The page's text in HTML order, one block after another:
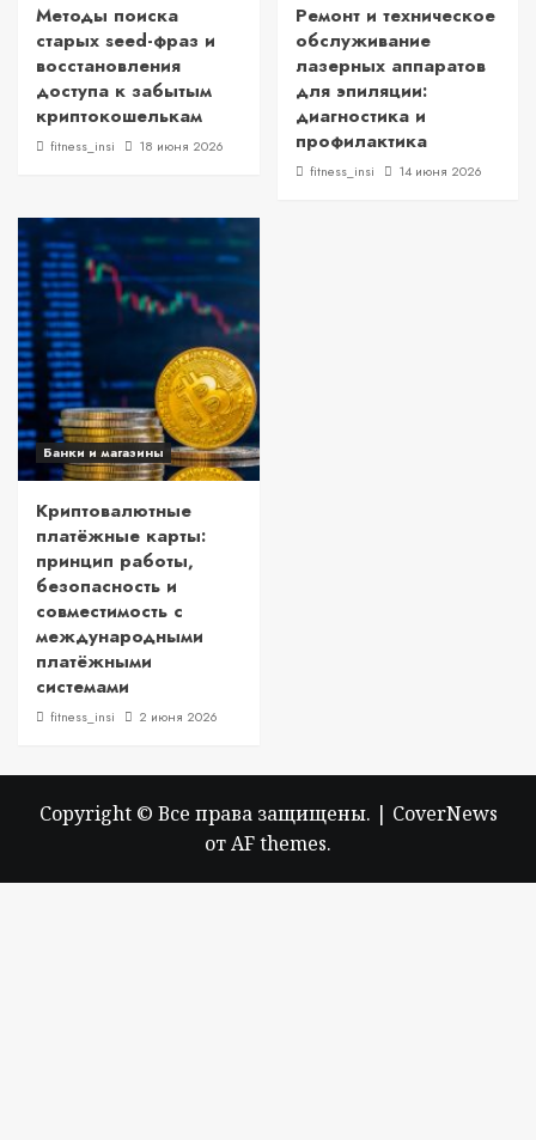
Методы поиска
старых seed-фраз и
восстановления
доступа к забытым
криптокошелькам
fitness_insi 18 июня 2026
Ремонт и техническое
обслуживание
лазерных аппаратов
для эпиляции:
диагностика и
профилактика
fitness_insi 14 июня 2026
Банки и магазины
Криптовалютные
платёжные карты:
принцип работы,
безопасность и
совместимость с
международными
платёжными
системами
fitness_insi 2 июня 2026
Copyright © Все права защищены. | CoverNews
от AF themes.